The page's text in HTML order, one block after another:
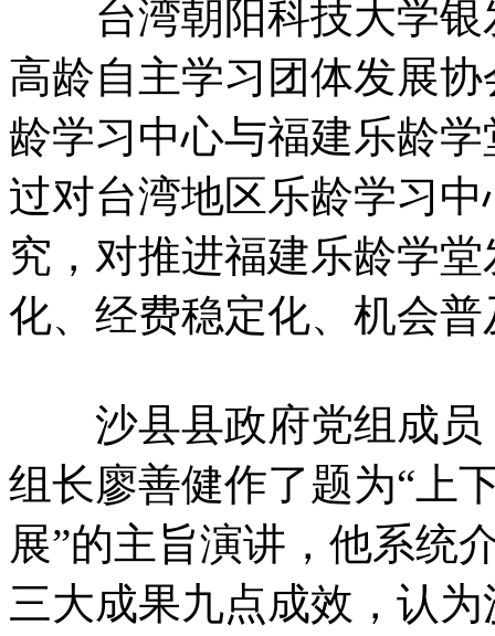
台湾朝阳科技大学银
高龄自主学习团体发展
龄学习中心与福建乐龄
过对台湾地区乐龄学习
究，对推进福建乐龄学
化、经费稳定化、机会
沙县县政府党组成员
组长廖善健作了题为“上
展”的主旨演讲，他系统
三大成果九点成效，认